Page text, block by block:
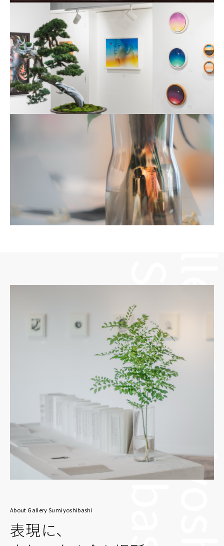
About Gallery Sumiyoshibashi
表現に、
About
About Gallery Sumiyoshibashi